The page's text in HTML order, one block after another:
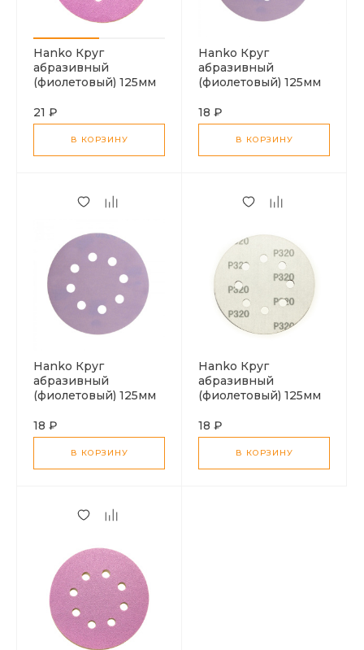
Hanko Круг
абразивный
(фиолетовый) 125мм
21 ₽
В КОРЗИНУ
Hanko Круг
абразивный
(фиолетовый) 125мм
18 ₽
В КОРЗИНУ
Hanko Круг
абразивный
(фиолетовый) 125мм
18 ₽
В КОРЗИНУ
Hanko Круг
абразивный
(фиолетовый) 125мм
18 ₽
В КОРЗИНУ